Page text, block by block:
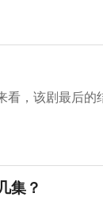
看，该剧最后
集？